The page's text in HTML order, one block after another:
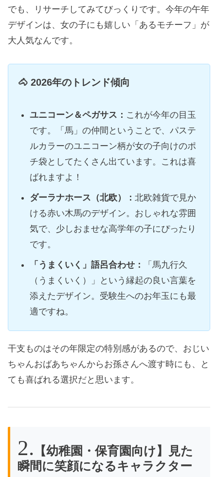
でも、リサーチしてみてびっくりです。今年の午年
デザインは、女の子にも嬉しい「あるモチーフ」が
大人気なんです。
🐴 2026年のトレンド傾向
ユニコーン＆ペガサス： これが今年の目玉
です。「馬」の仲間ということで、パステ
ルカラーのユニコーン柄が女の子向けのポ
チ袋としてたくさん出ています。これは喜
ばれますよ！
ダーラナホース（北欧）： 北欧雑貨で見か
ける赤い木馬のデザイン。おしゃれな雰囲
気で、少しおませな高学年の子にぴったり
です。
「うまくいく」語呂合わせ：
「馬九行久
（うまくいく）」という縁起の良い言葉を
添えたデザイン。受験生へのお年玉にも最
適ですね。
干支ものはその年限定の特別感があるので、おじい
ちゃんおばあちゃんからお孫さんへ渡す時にも、と
ても喜ばれる選択だと思います。
【幼稚園・保育園向け】見た
瞬間に笑顔になるキャラクター